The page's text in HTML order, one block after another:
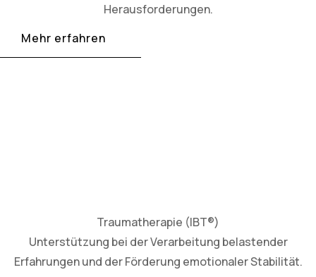
Herausforderungen.
Mehr erfahren
Traumatherapie (IBT®)
Unterstützung bei der Verarbeitung belastender
Erfahrungen und der Förderung emotionaler Stabilität.